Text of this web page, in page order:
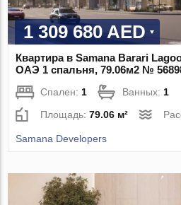
1 309 680 AED
Квартира в Samana Barari
ОАЭ 1 спальня, 79.06м2 №
Спален: 1 Ванных: 1
Площадь:79.06 м²
Samana Developers